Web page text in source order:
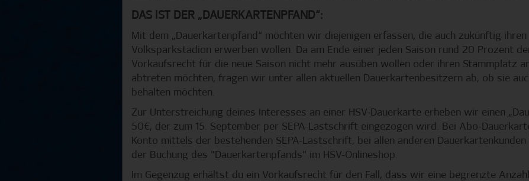
DAS IST DER „DAUERKARTENPFAND“:
Mit dem „Dauerkartenpfand“ möchten wir diejenigen erfassen, die auch zukünftig
Volksparkstadion erwerben wollen. Da am Ende einer jeden Saison rund 20 Prozent
Vorkaufsrecht für die neue Saison nicht mehr ausüben wollen oder ihren Stammplatz
abtreten möchten, fragen wir unter allen aktuellen Dauerkartenbesitzern ab, ob sie
behalten möchten.
Zur Unterstreichung deines Interesses an einer HSV-Dauerkarte erheben wir einen
50€, der zum 15. September per SEPA-Lastschrift eingezogen wird. Bei Abo-
Konto mittels der bestehenden SEPA-Lastschrift, bei allen anderen
der Buchung des "Dauerkartenpfands" im HSV-Onlineshop.
Im Gegenzug erhältst du ein Vorkaufsrecht für den Fall, dass wir eine begrenzte